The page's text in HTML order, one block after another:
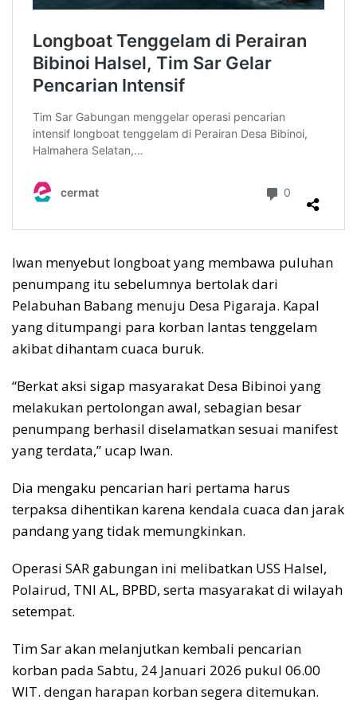
Iwan menyebut longboat yang membawa puluhan
penumpang itu sebelumnya bertolak dari
Pelabuhan Babang menuju Desa Pigaraja. Kapal
yang ditumpangi para korban lantas tenggelam
akibat dihantam cuaca buruk.
“Berkat aksi sigap masyarakat Desa Bibinoi yang
melakukan pertolongan awal, sebagian besar
penumpang berhasil diselamatkan sesuai manifest
yang terdata,” ucap Iwan.
Dia mengaku pencarian hari pertama harus
terpaksa dihentikan karena kendala cuaca dan jarak
pandang yang tidak memungkinkan.
Operasi SAR gabungan ini melibatkan USS Halsel,
Polairud, TNI AL, BPBD, serta masyarakat di wilayah
setempat.
Tim Sar akan melanjutkan kembali pencarian
korban pada Sabtu, 24 Januari 2026 pukul 06.00
WIT. dengan harapan korban segera ditemukan.